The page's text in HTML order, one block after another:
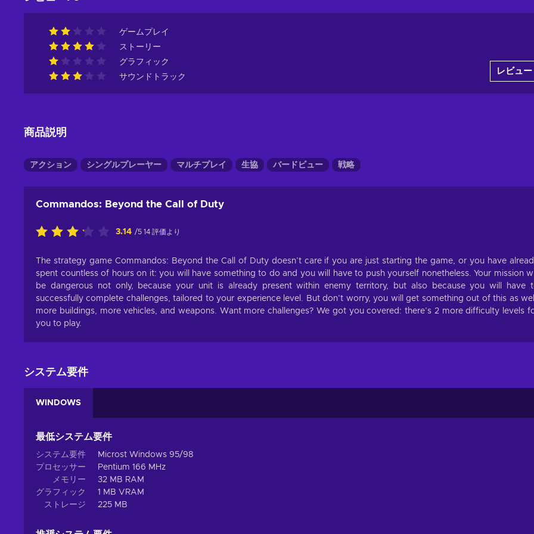
ゲームプレイ
ストーリー
グラフィック
サウンドトラック
レビュー
商品説明
アクション シングルプレーヤー マルチプレイ 生協 バードビュー 戦略
Commandos: Beyond the Call of Duty
3.14 /5 14 評価より
The strategy game Commandos: Beyond the Call of Duty doesn’t care if you are just starting the game, or you have
spent countless of hours on it: you will have something to do and you will have to push yourself nonetheless. Your mission
be dangerous not only, because your unit is already present within enemy territory, but also because you will have
successfully complete challenges, tailored to your experience level. But don’t worry, you will get something out of this as
more buildings, more vehicles, and weapons. Want more challenges? We got you covered: there’s 2 more difficulty levels
you to play.
システム要件
WINDOWS
最低システム要件
システム要件
Microst Windows 95/98
プロセッサー
Pentium 166 MHz
メモリー
32 MB RAM
グラフィック
1 MB VRAM
ストレージ
225 MB